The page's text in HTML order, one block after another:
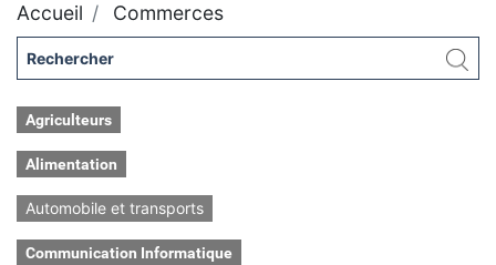
Accueil Commerces
Agriculteurs
Alimentation
Automobile et transports
Communication Informatique